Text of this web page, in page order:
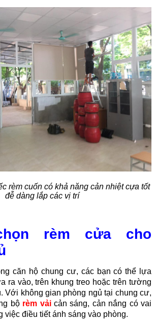
rèm cuốn có khả năng cản nhiệt cựa tốt
đễ dàng lắp các vị trí
rèm cửa cho
căn hộ chung cư, các bạn có thể lựa
ra vào, trên khung treo hoặc trên tường
Với không gian phòng ngủ tại chung cư,
bộ rèm vảicản sáng, cản nắng có vai
việc điều tiết ánh sáng vào phòng.